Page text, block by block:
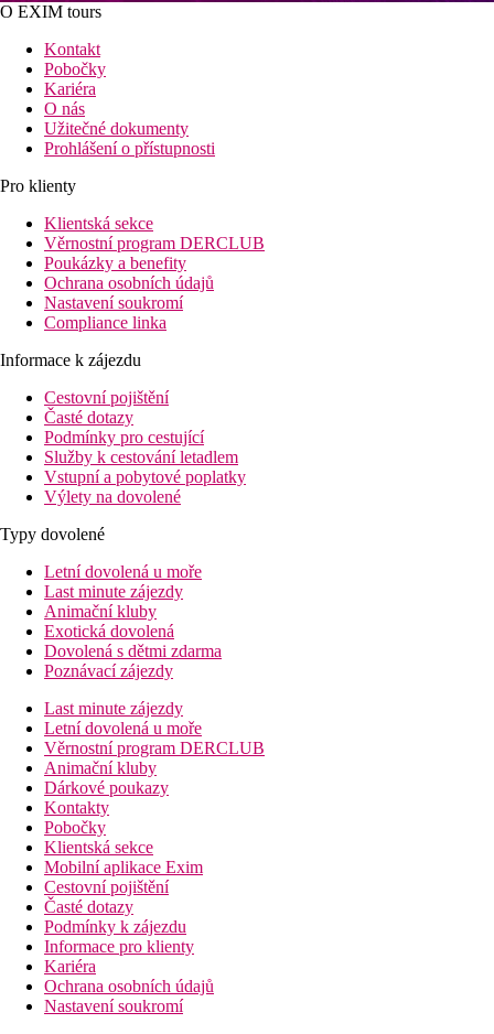
O EXIM tours
Kontakt
Pobočky
Kariéra
O nás
Užitečné dokumenty
Prohlášení o přístupnosti
Pro klienty
Klientská sekce
Věrnostní program DERCLUB
Poukázky a benefity
Ochrana osobních údajů
Nastavení soukromí
Compliance linka
Informace k zájezdu
Cestovní pojištění
Časté dotazy
Podmínky pro cestující
Služby k cestování letadlem
Vstupní a pobytové poplatky
Výlety na dovolené
Typy dovolené
Letní dovolená u moře
Last minute zájezdy
Animační kluby
Exotická dovolená
Dovolená s dětmi zdarma
Poznávací zájezdy
Last minute zájezdy
Letní dovolená u moře
Věrnostní program DERCLUB
Animační kluby
Dárkové poukazy
Kontakty
Pobočky
Klientská sekce
Mobilní aplikace Exim
Cestovní pojištění
Časté dotazy
Podmínky k zájezdu
Informace pro klienty
Kariéra
Ochrana osobních údajů
Nastavení soukromí